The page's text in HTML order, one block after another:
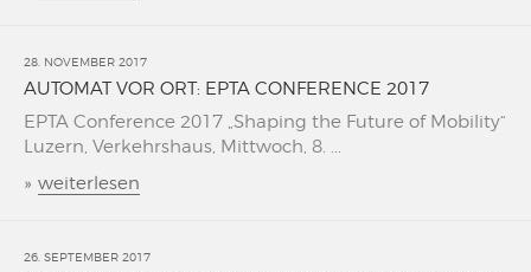
28. NOVEMBER 2017
AUTOMAT VOR ORT: EPTA CONFERENCE 2017
EPTA Conference 2017 „Shaping the Future of Mobility“
Luzern, Verkehrshaus, Mittwoch, 8. ...
» weiterlesen
26. SEPTEMBER 2017